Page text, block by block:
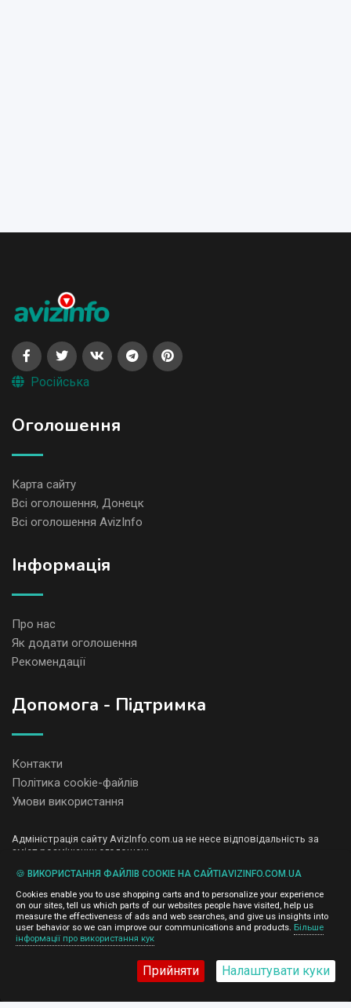
Російська
Оголошення
Карта сайту
Всі оголошення, Донецк
Всі оголошення AvizInfo
Iнформація
Про нас
Як додати оголошення
Рекомендації
Допомога - Підтримка
Контакти
Політика cookie-файлів
Умови використання
Адміністрація сайту AvizInfo.com.ua не несе відповідальність за
зміст розміщених оголошень.
і не продаємо особисту інформацію зареєстрованих користувачів
AvizInfo.com.ua третім особам. Ми не відповідаємо за правила
конфіденційності сайтів на які посилається AvizInfo.com.ua. На
деяких сторінках нашого сайту представлена реклама Google
Adsense Advertising Network. Щоб дізнатися детальніше про
правила конфіденційності Google
🍪 ВИКОРИСТАННЯ ФАЙЛІВ COOKIE НА САЙТІAVIZINFO.COM.UA
Cookies enable you to use shopping carts and to personalize your experience
on our sites, tell us which parts of our websites people have visited, help us
measure the effectiveness of ads and web searches, and give us insights into
user behavior so we can improve our communications and products. Більше
інформації про використання кук
Прийняти Налаштувати куки